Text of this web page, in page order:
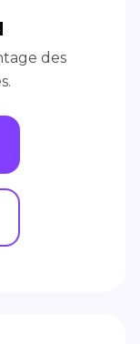
des